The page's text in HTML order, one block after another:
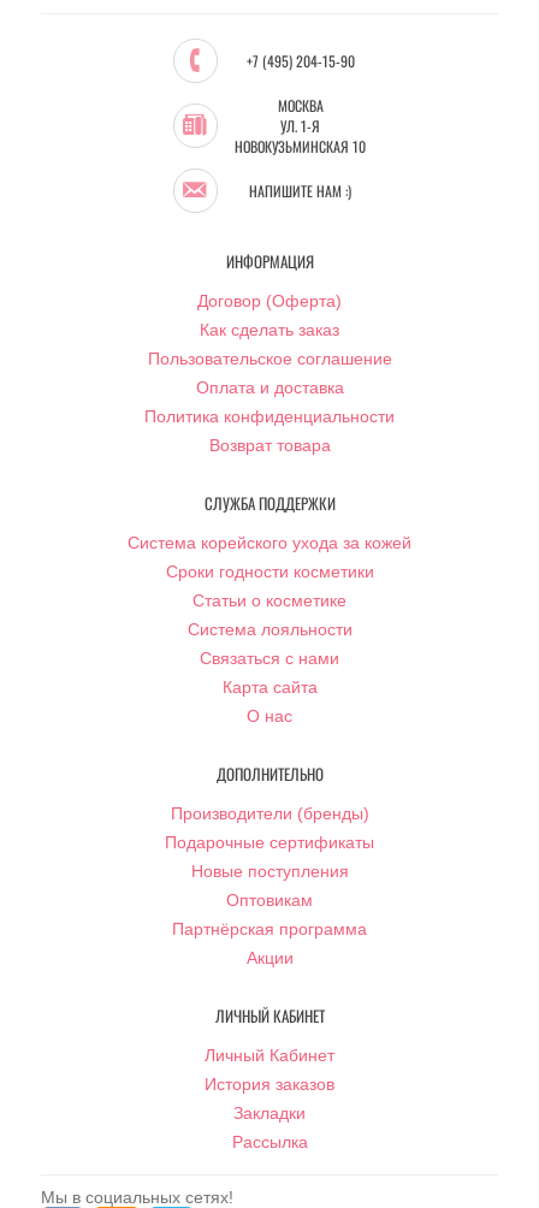
+7 (495) 204-15-90
МОСКВА
УЛ. 1-Я
НОВОКУЗЬМИНСКАЯ 10
НАПИШИТЕ НАМ :)
ИНФОРМАЦИЯ
Договор (Оферта)
Как сделать заказ
Пользовательское соглашение
Оплата и доставка
Политика конфиденциальности
Возврат товара
СЛУЖБА ПОДДЕРЖКИ
Система корейского ухода за кожей
Сроки годности косметики
Статьи о косметике
Система лояльности
Связаться с нами
Карта сайта
О нас
ДОПОЛНИТЕЛЬНО
Производители (бренды)
Подарочные сертификаты
Новые поступления
Оптовикам
Партнёрская программа
Акции
ЛИЧНЫЙ КАБИНЕТ
Личный Кабинет
История заказов
Закладки
Рассылка
Мы в социальных сетях!